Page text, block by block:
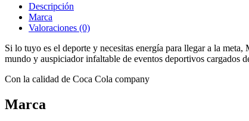
Descripción
Marca
Valoraciones (0)
Si lo tuyo es el deporte y necesitas energía para llegar a la
mundo y auspiciador infaltable de eventos deportivos cargados
Con la calidad de Coca Cola company
Marca